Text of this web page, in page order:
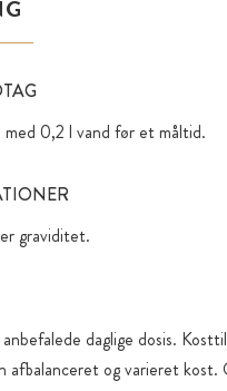
med 0,2 l vand før et måltid.
graviditet.
daglige dosis.
afbalanceret og varieret kost.